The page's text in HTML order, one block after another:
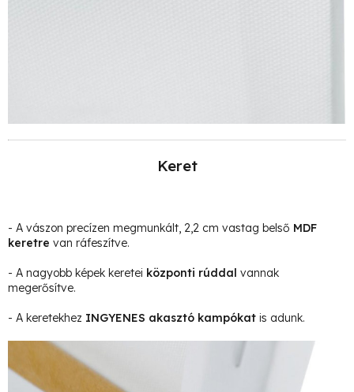
Keret
- A vászon precízen megmunkált, 2,2 cm vastag belső MDF
keretre van ráfeszítve.
- A nagyobb képek keretei központi rúddal vannak
megerősítve.
- A keretekhez INGYENES akasztó kampókat is adunk.